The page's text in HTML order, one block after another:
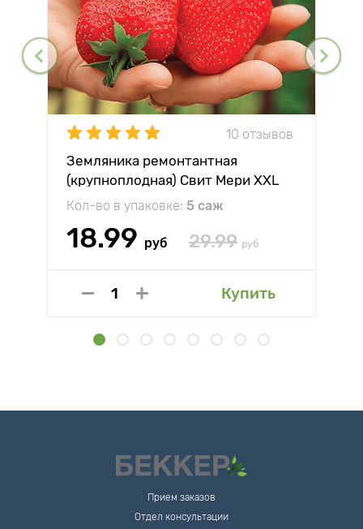
10 отзывов
Земляника ремонтантная
(крупноплодная) Свит Мери XXL
Кол-во в упаковке: 5 саж
18.99 руб 29.99 руб
Купить
Прием заказов
Отдел консультации